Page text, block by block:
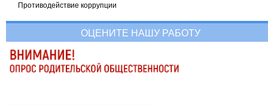
Противодействие коррупции
ОЦЕНИТЕ НАШУ РАБОТУ